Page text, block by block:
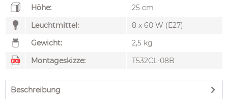
Höhe:
25 cm
Leuchtmittel:
8 x 60 W (E27)
Gewicht:
2,5 kg
Montageskizze:
T532CL-08B
Beschreibung